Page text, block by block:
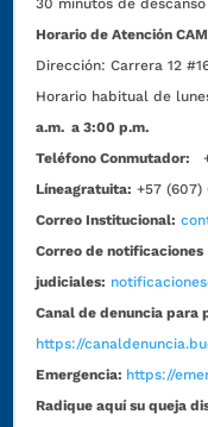
30 minutos de
Horario de Atención
Dirección:Carrera 12
Horario habitual de
a.m. a 3:00 p.m.
Teléfono Conmutador:
Líneagratuita: +57 (607)
Correo Institucional:
Correo de notificaciones
judiciales:
Canal de denuncia para
https://
Emergencia: https://
Radique aquí su queja